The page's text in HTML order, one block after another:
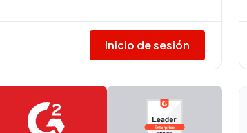
comparaciones
Inicio de sesión